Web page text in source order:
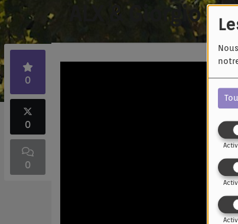
ALX & Giorgio
0
0
0